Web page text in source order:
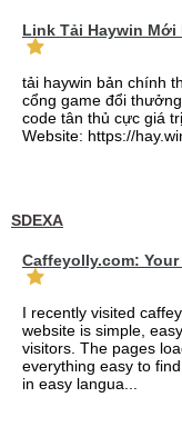
Link Tải Haywin
tải haywin bản chính
cổng game đổi
code tân thủ cực giá
Website: https://
SDEXA
Caffeyolly.com:
I recently visited
website is simple,
visitors. The pages
everything easy to
in easy langua...